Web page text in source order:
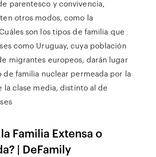
parentesco y convivencia,
otros modos, como la
son los tipos de familia que
como Uruguay, cuya población
migrantes europeos, darán lugar
de familia nuclear permeada por la
la clase media, distinto al de
Familia Extensa o
| DeFamily